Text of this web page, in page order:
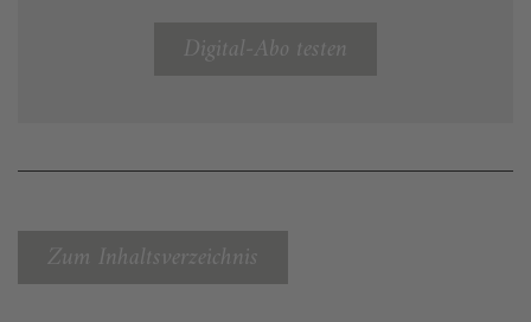
Digital-Abo testen
Zum Inhaltsverzeichnis